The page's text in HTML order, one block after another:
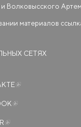
Волковысского
материалов
СЕТЯХ